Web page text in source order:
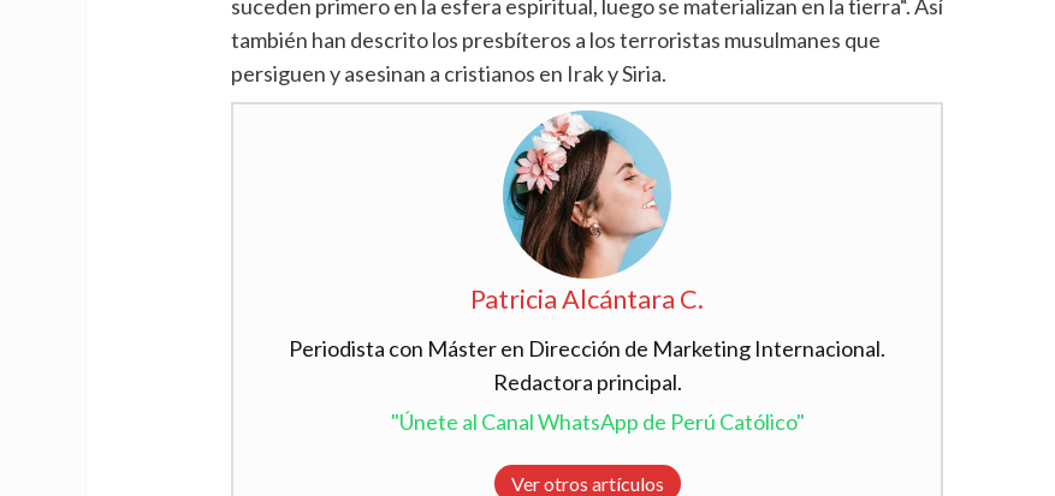
suceden primero en la esfera espiritual, luego se materializan en la tierra“. Así
también han descrito los presbíteros a los terroristas musulmanes que
persiguen y asesinan a cristianos en Irak y Siria.
Patricia Alcántara C.
Periodista con Máster en Dirección de Marketing Internacional.
Redactora principal.
"Únete al Canal WhatsApp de Perú Católico"
Ver otros artículos